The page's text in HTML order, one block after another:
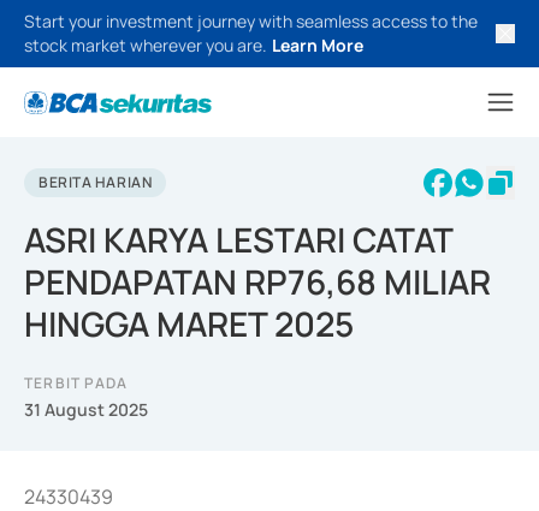
Start your investment journey with seamless access to the
stock market wherever you are. Learn More
BERITA HARIAN
ASRI KARYA LESTARI CATAT
PENDAPATAN RP76,68 MILIAR
HINGGA MARET 2025
TERBIT PADA
31 August 2025
24330439